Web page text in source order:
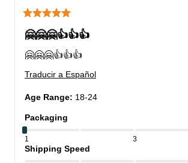
🤗🤗🤗👍👍👍
🤗🤗🤗👍👍👍
Traducir a Español
Age Range: 18-24
Packaging
1 3
Shipping Speed